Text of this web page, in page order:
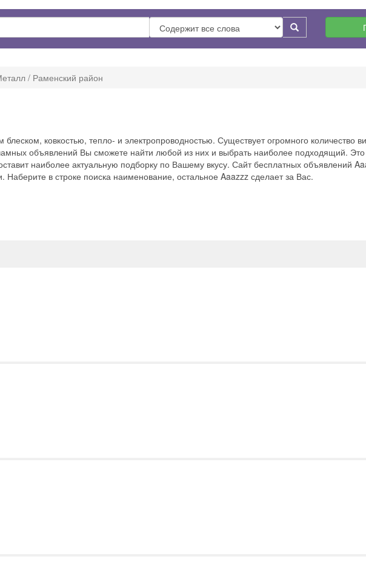
/ Раменский район
ковкостью, тепло- и электропроводностью. Существует огромного количество
объявлений Вы сможете найти любой из них и выбрать наиболее подходящий.
наиболее актуальную подборку по Вашему вкусу. Сайт бесплатных объявлений
в строке поиска наименование, остальное Aaazzz сделает за Вас.